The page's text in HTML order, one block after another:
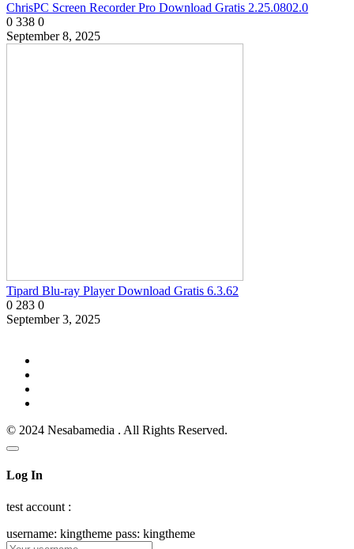
ChrisPC Screen Recorder Pro Download Gratis 2.25.0802.0
0 338 0
September 8, 2025
Tipard Blu-ray Player Download Gratis 6.3.62
0 283 0
September 3, 2025
© 2024 Nesabamedia . All Rights Reserved.
Log In
test account :
username: kingtheme pass: kingtheme